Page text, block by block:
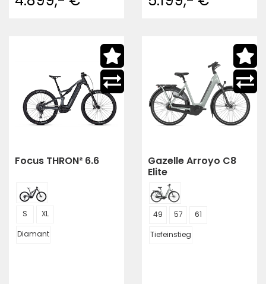
Focus THRON² 6.6
S
XL
Diamant
Gazelle Arroyo C8
Elite
49 57
61
Tiefeinstieg